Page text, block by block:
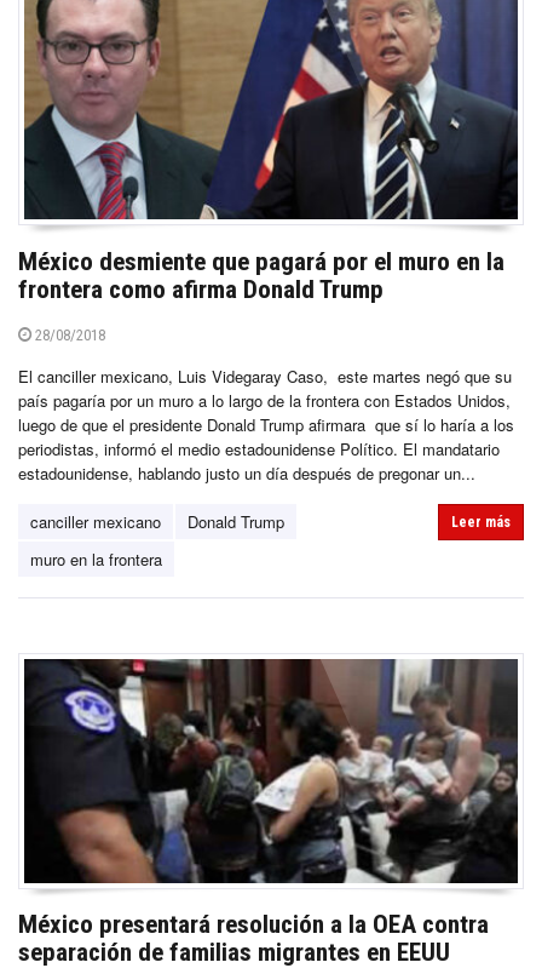
México desmiente que pagará por el muro en la
frontera como afirma Donald Trump
28/08/2018
El canciller mexicano, Luis Videgaray Caso, este martes negó que su
país pagaría por un muro a lo largo de la frontera con Estados Unidos,
luego de que el presidente Donald Trump afirmara que sí lo haría a los
periodistas, informó el medio estadounidense Político. El mandatario
estadounidense, hablando justo un día después de pregonar un...
canciller mexicano
Donald Trump
muro en la frontera
Leer más
México presentará resolución a la OEA contra
separación de familias migrantes en EEUU